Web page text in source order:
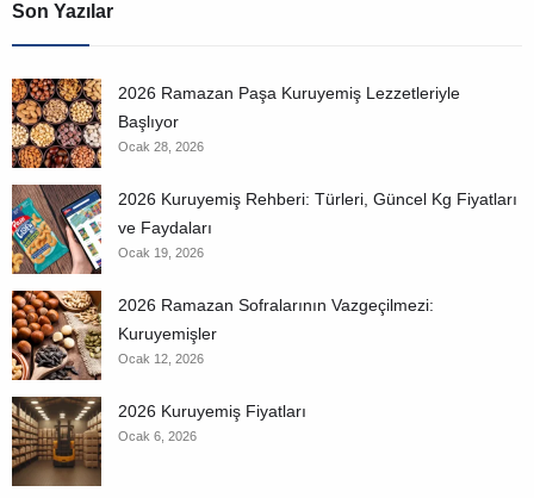
Son Yazılar
2026 Ramazan Paşa Kuruyemiş Lezzetleriyle
Başlıyor
Ocak 28, 2026
2026 Kuruyemiş Rehberi: Türleri, Güncel Kg Fiyatları
ve Faydaları
Ocak 19, 2026
2026 Ramazan Sofralarının Vazgeçilmezi:
Kuruyemişler
Ocak 12, 2026
2026 Kuruyemiş Fiyatları
Ocak 6, 2026